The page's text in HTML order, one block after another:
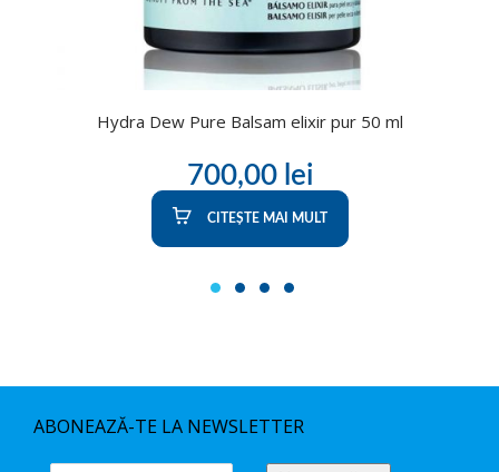
Hydra Dew Pure Balsam elixir pur 50 ml
700,00 lei
CITEȘTE MAI MULT
1 2 3 4
ABONEAZĂ-TE LA NEWSLETTER